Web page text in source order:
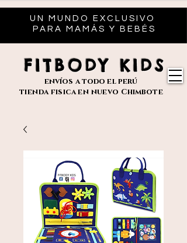
UN MUNDO EXCLUSIVO
PARA MAMÁS Y BEBÉS
FITBODY KIDS
envíos a todo el perú
tienda fisica en nuevo Chimbote